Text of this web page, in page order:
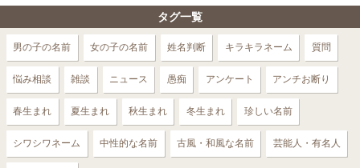
タグ一覧
男の子の名前 女の子の名前 姓名判断 キラキラネーム 質問
悩み相談 雑談 ニュース 愚痴 アンケート アンチお断り
春生まれ 夏生まれ 秋生まれ 冬生まれ 珍しい名前
シワシワネーム 中性的な名前 古風・和風な名前 芸能人・有名人